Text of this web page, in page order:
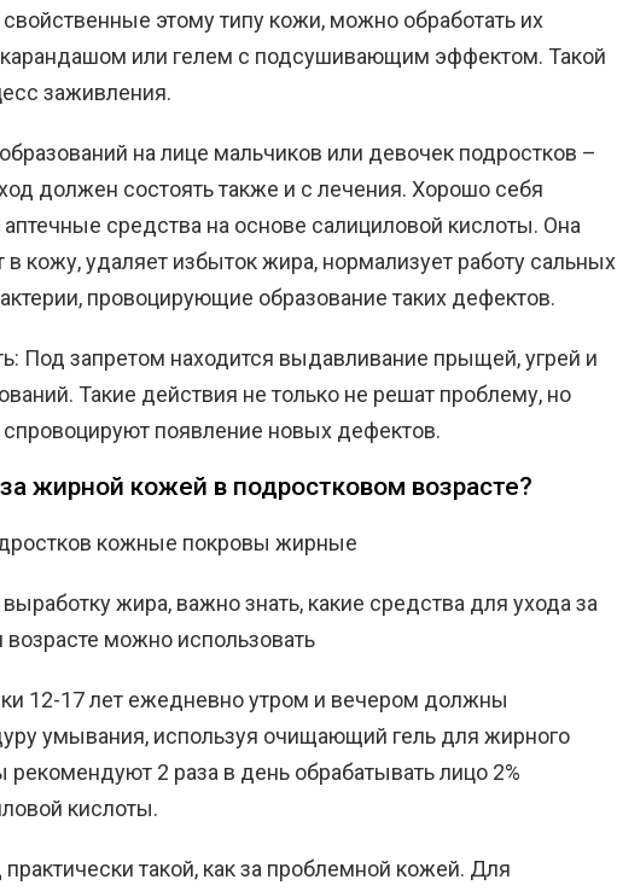
этому типу кожи, можно обработать их
карандашом или гелем с подсушивающим эффектом. Такой
заживления.
на лице мальчиков или девочек подростков –
должен состоять также и с лечения. Хорошо себя
средства на основе салициловой кислоты. Она
в кожу, удаляет избыток жира, нормализует работу сальных
провоцирующие образование таких дефектов.
Под запретом находится выдавливание прыщей, угрей и
Такие действия не только не решат проблему, но
появление новых дефектов.
жирной кожей в подростковом возрасте?
кожные покровы жирные
жира, важно знать, какие средства для ухода за
можно использовать
12-17 лет ежедневно утром и вечером должны
умывания, используя очищающий гель для жирного
рекомендуют 2 раза в день обрабатывать лицо 2%
кислоты.
такой, как за проблемной кожей. Для